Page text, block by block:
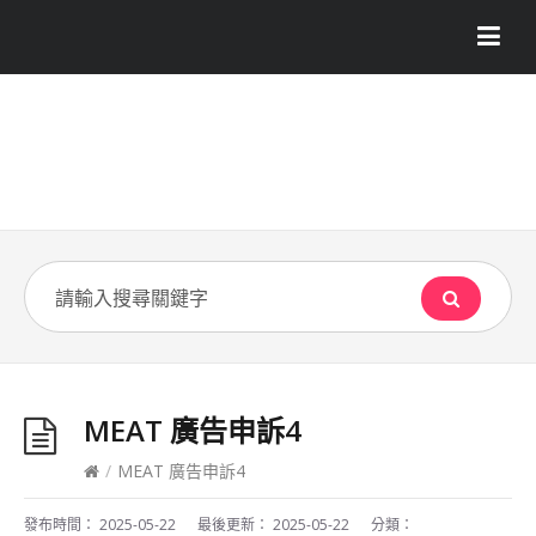
MEAT 廣告申訴4
/ MEAT 廣告申訴4
發布時間： 2025-05-22 最後更新： 2025-05-22 分類：